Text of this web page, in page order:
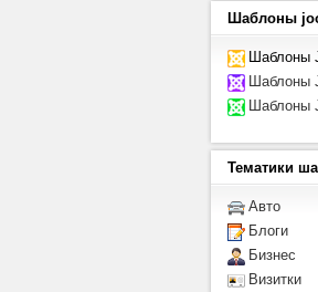
Шаблоны
Шаблоны
Шаблоны
Шаблоны
Тематики
Авто
Блоги
Бизнес
Визитки